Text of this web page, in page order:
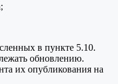
в пункте 5.10.
обновлению.
их опубликования на